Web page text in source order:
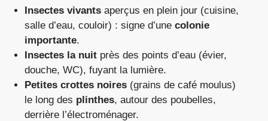
Insectes vivants aperçus en plein jour (cuisine,
salle d’eau, couloir) : signe d’une colonie
importante.
Insectes la nuit près des points d’eau (évier,
douche, WC), fuyant la lumière.
Petites crottes noires (grains de café moulus)
le long des plinthes, autour des poubelles,
derrière l’électroménager.